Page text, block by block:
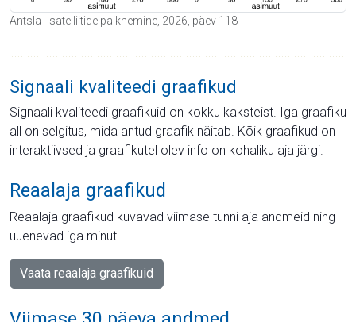
Antsla - satelliitide paiknemine, 2026, päev 118
Signaali kvaliteedi graafikud
Signaali kvaliteedi graafikuid on kokku kaksteist. Iga graafiku
all on selgitus, mida antud graafik näitab. Kõik graafikud on
interaktiivsed ja graafikutel olev info on kohaliku aja järgi.
Reaalaja graafikud
Reaalaja graafikud kuvavad viimase tunni aja andmeid ning
uuenevad iga minut.
Vaata reaalaja graafikuid